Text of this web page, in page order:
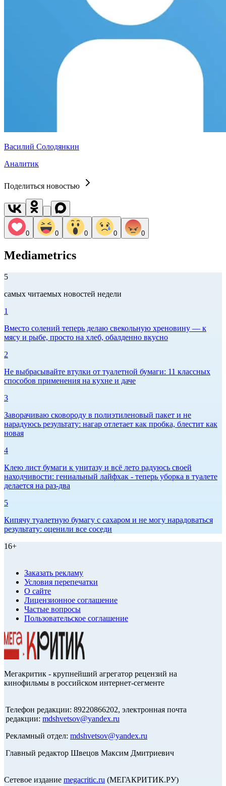
Василий Солодянкин
Аналитик
Поделиться новостью
0 0 0 0 0
Mediametrics
5
самых читаемых новостей недели
1
Вместо солений теперь делаю свекольную хреновину — к
мясу и рыбе, просто на хлеб, обалденно вкусно
2
Не выбрасывайте втулки от туалетной бумаги: 11 классных
способов применения на кухне и даче
3
Заворачиваю сковороду в полиэтиленовый пакет и не
нарадуюсь результату: нагар отлетает как пробка, блестит как
новая
4
Клею лист бумаги к унитазу и всё лето радуюсь своей
находчивости: гениальный лайфхак - теперь уборка в туалете
делается на раз-два
5
Кипячу туалетную бумагу с сахаром и не могу нарадоваться
результату: оценили все соседи
16+
Заказать рекламу
Условия перепечатки
О сайте
Лицензионное соглашение
Частые вопросы
Пользовательское соглашение
Мегакритик - крупнейший агрегатор рецензий на
кинофильмы в российском интернет-сегменте
Телефон редакции: 89220866202, электронная почта
редакции: mdshvetsov@yandex.ru
Рекламный отдел: mdshvetsov@yandex.ru
Главный редактор Швецов Максим Дмитриевич
Сетевое издание megacritic.ru (МЕГАКРИТИК.РУ)